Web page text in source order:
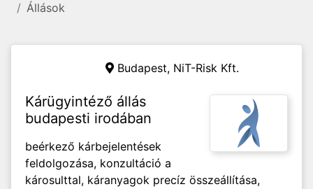
Állások
Budapest, NiT-Risk Kft.
Kárügyintéző állás
budapesti irodában
beérkező kárbejelentések
feldolgozása, konzultáció a
károsulttal, káranyagok precíz összeállítása,